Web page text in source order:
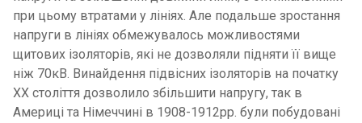
при цьому втратами у лініях. Але подальше зростання
напруги в лініях обмежувалось можливостями
щитових ізоляторів, які не дозволяли підняти її вище
ніж 70кВ. Винайдення підвісних ізоляторів на початку
ХХ століття дозволило збільшити напругу, так в
Америці та Німеччині в 1908-1912рр. були побудовані